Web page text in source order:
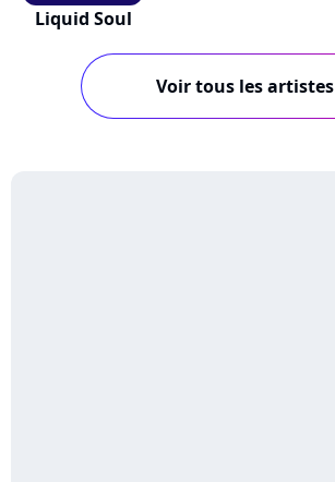
Liquid Soul
Voir tous les artistes